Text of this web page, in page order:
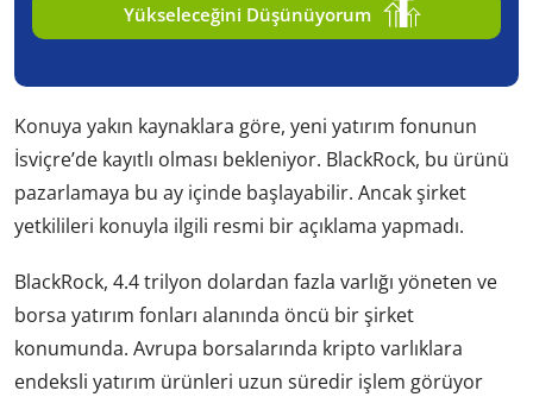
Yükseleceğini Düşünüyorum
Konuya yakın kaynaklara göre, yeni yatırım fonunun
İsviçre’de kayıtlı olması bekleniyor. BlackRock, bu ürünü
pazarlamaya bu ay içinde başlayabilir. Ancak şirket
yetkilileri konuyla ilgili resmi bir açıklama yapmadı.
BlackRock, 4.4 trilyon dolardan fazla varlığı yöneten ve
borsa yatırım fonları alanında öncü bir şirket
konumunda. Avrupa borsalarında kripto varlıklara
endeksli yatırım ürünleri uzun süredir işlem görüyor